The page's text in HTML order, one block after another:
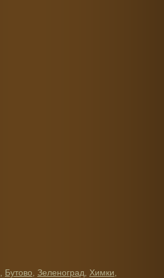
Бутово Зеленоград Химки